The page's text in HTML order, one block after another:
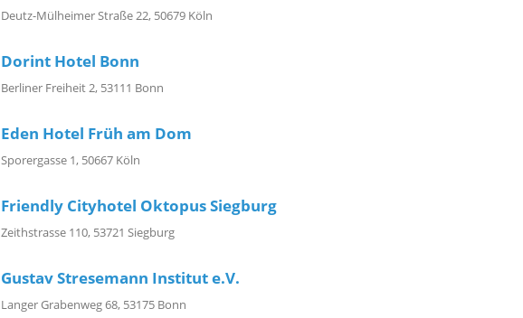
Deutz-Mülheimer Straße 22, 50679 Köln
Dorint Hotel Bonn
Berliner Freiheit 2, 53111 Bonn
Eden Hotel Früh am Dom
Sporergasse 1, 50667 Köln
Friendly Cityhotel Oktopus Siegburg
Zeithstrasse 110, 53721 Siegburg
Gustav Stresemann Institut e.V.
Langer Grabenweg 68, 53175 Bonn